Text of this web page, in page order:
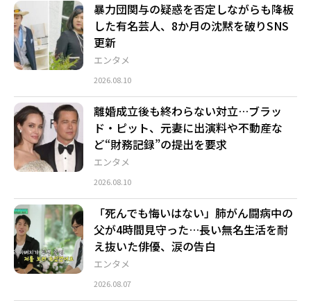
エンタメ
暴力団関与の疑惑を否定しながらも降板
した有名芸人、8か月の沈黙を破りSNS
更新
2026.08.10
エンタメ
離婚成立後も終わらない対立…ブラッ
ド・ピット、元妻に出演料や不動産な
ど“財務記録”の提出を要求
2026.08.10
エンタメ
「死んでも悔いはない」肺がん闘病中の
父が4時間見守った…長い無名生活を耐
え抜いた俳優、涙の告白
2026.08.07